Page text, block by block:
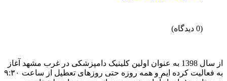
(0 دیدگاه)
از سال 1398 به عنوان اولین کلینیک دامپزشکی در غرب مشهد آغاز
به فعالیت کرده ایم و همه روزه حتی روزهای تعطیل از ساعت ۹:۳۰